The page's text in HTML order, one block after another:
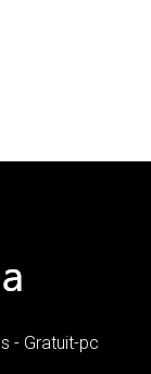
- Gratuit-pc